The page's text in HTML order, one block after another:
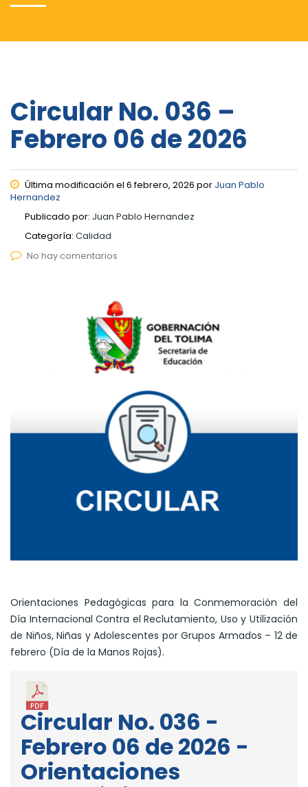
Circular No. 036 –
Febrero 06 de 2026
Última modificación el 6 febrero, 2026 por Juan Pablo
Hernandez
Publicado por: Juan Pablo Hernandez
Categoría: Calidad
No hay comentarios
Orientaciones Pedagógicas para la Conmemoración del
Día Internacional Contra el Reclutamiento, Uso y Utilización
de Niños, Niñas y Adolescentes por Grupos Armados – 12 de
febrero (Día de la Manos Rojas).
Circular No. 036 -
Febrero 06 de 2026 -
Orientaciones